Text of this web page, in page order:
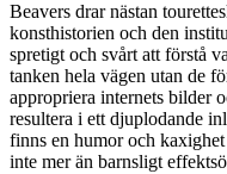
Beavers drar nästan
konsthistorien och den
spretigt och svårt att förstå
tanken hela vägen utan de
appropriera internets bilder
resultera i ett djuplodande
finns en humor och
inte mer än barnsligt